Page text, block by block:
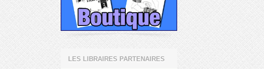
LES LIBRAIRES PARTENAIRES